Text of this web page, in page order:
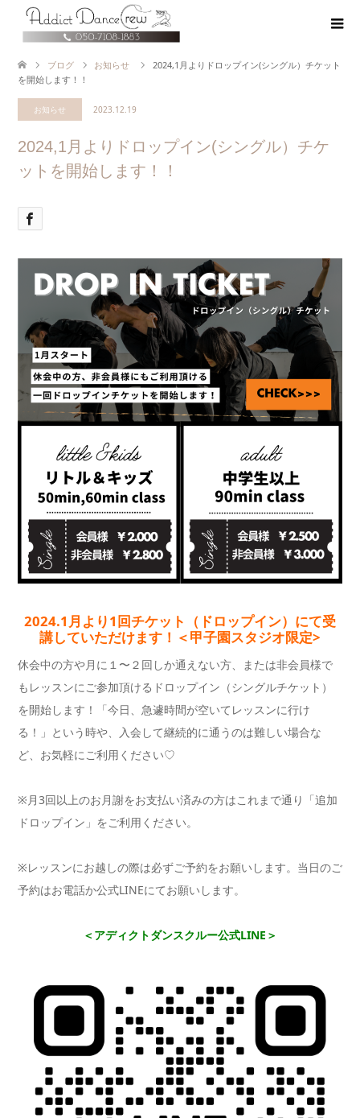
ブログ お知らせ
2024,1月よりドロップイン(シングル）チケット
を開始します！！
お知らせ 2023.12.19
2024,1月よりドロップイン(シングル）チケ
ットを開始します！！
2024.1月より1回チケット（ドロップイン）にて受
講していただけます！＜甲子園スタジオ限定>
休会中の方や月に１〜２回しか通えない方、または非会員様で
もレッスンにご参加頂けるドロップイン（シングルチケット）
を開始します！「今日、急遽時間が空いてレッスンに行け
る！」という時や、入会して継続的に通うのは難しい場合な
ど、お気軽にご利用ください♡
※月3回以上のお月謝をお支払い済みの方はこれまで通り「追加
ドロップイン」をご利用ください。
※レッスンにお越しの際は必ずご予約をお願いします。当日のご
予約はお電話か公式LINEにてお願いします。
＜アディクトダンスクルー公式LINE＞